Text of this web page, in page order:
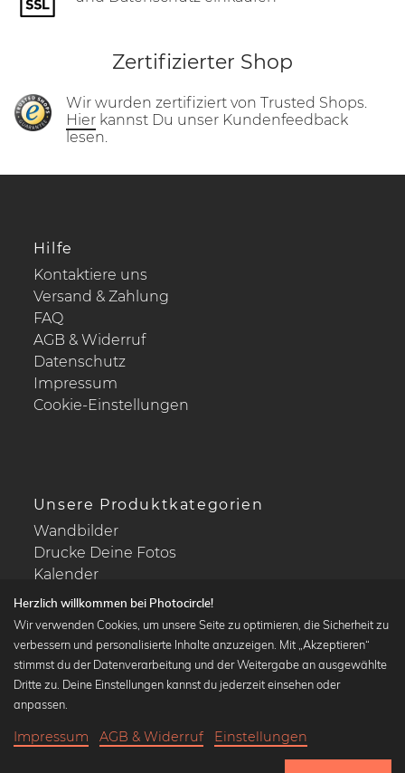
Zertifizierter Shop
Wir wurden zertifiziert von Trusted Shops.
Hier kannst Du unser Kundenfeedback
lesen.
Hilfe
Kontaktiere uns
Versand & Zahlung
FAQ
AGB & Widerruf
Datenschutz
Impressum
Cookie-Einstellungen
Unsere Produktkategorien
Wandbilder
Drucke Deine Fotos
Kalender
Beliebte Kollektionen
Wandbilder in schwarz-weiß
Klassiker der Kunstgeschichte
Herzlich willkommen bei Photocircle!
Wir verwenden Cookies, um unsere Seite zu optimieren, die Sicherheit zu
verbessern und personalisierte Inhalte anzuzeigen. Mit „Akzeptieren“
stimmst du der Datenverarbeitung und der Weitergabe an ausgewählte
Dritte zu. Deine Einstellungen kannst du jederzeit einsehen oder
anpassen.
Impressum AGB & Widerruf Einstellungen